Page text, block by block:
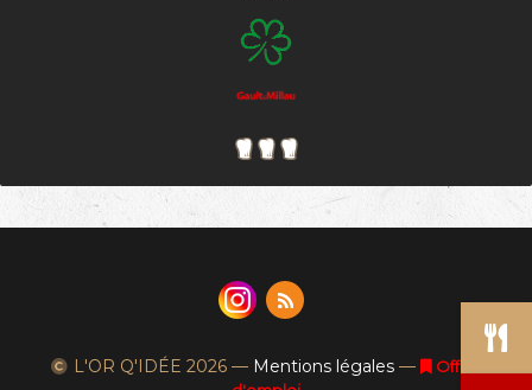
L'OR Q'IDÉE 2026 — Mentions légales —
Offres